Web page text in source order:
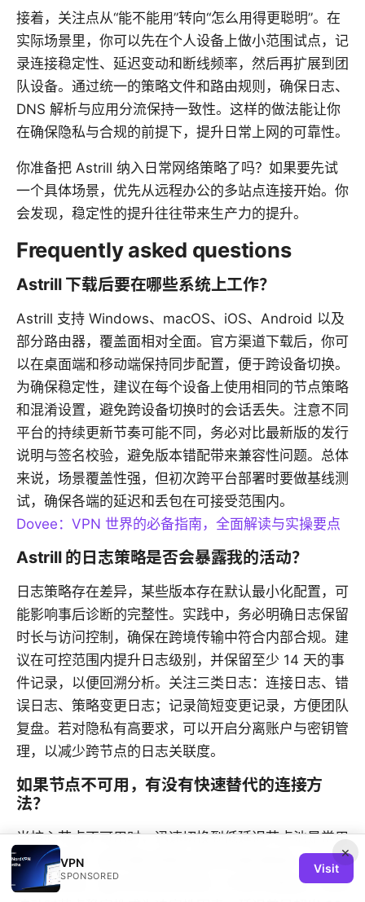
接着，关注点从“能不能用”转向“怎么用得更聪明”。在
实际场景里，你可以先在个人设备上做小范围试点，记
录连接稳定性、延迟变动和断线频率，然后再扩展到团
队设备。通过统一的策略文件和路由规则，确保日志、
DNS 解析与应用分流保持一致性。这样的做法能让你
在确保隐私与合规的前提下，提升日常上网的可靠性。
你准备把 Astrill 纳入日常网络策略了吗？如果要先试
一个具体场景，优先从远程办公的多站点连接开始。你
会发现，稳定性的提升往往带来生产力的提升。
Frequently asked questions
Astrill 下载后要在哪些系统上工作？
Astrill 支持 Windows、macOS、iOS、Android 以及
部分路由器，覆盖面相对全面。官方渠道下载后，你可
以在桌面端和移动端保持同步配置，便于跨设备切换。
为确保稳定性，建议在每个设备上使用相同的节点策略
和混淆设置，避免跨设备切换时的会话丢失。注意不同
平台的持续更新节奏可能不同，务必对比最新版的发行
说明与签名校验，避免版本错配带来兼容性问题。总体
来说，场景覆盖性强，但初次跨平台部署时要做基线测
试，确保各端的延迟和丢包在可接受范围内。
Dovee：VPN 世界的必备指南，全面解读与实操要点
Astrill 的日志策略是否会暴露我的活动？
日志策略存在差异，某些版本存在默认最小化配置，可
能影响事后诊断的完整性。实践中，务必明确日志保留
时长与访问控制，确保在跨境传输中符合内部合规。建
议在可控范围内提升日志级别，并保留至少 14 天的事
件记录，以便回溯分析。关注三类日志：连接日志、错
误日志、策略变更日志；记录简短变更记录，方便团队
复盘。若对隐私有高要求，可以开启分离账户与密钥管
理，以减少跨节点的日志关联度。
如果节点不可用，有没有快速替代的连接方
法？
当核心节点不可用时，迅速切换到低延迟节点池是常用
的缓解策略。最关键的是建立稳定的基线数据，包括平
均往返时延、最大抖动和丢包率。行业评测指出，网络
×
VPN
SPONSORED
Visit